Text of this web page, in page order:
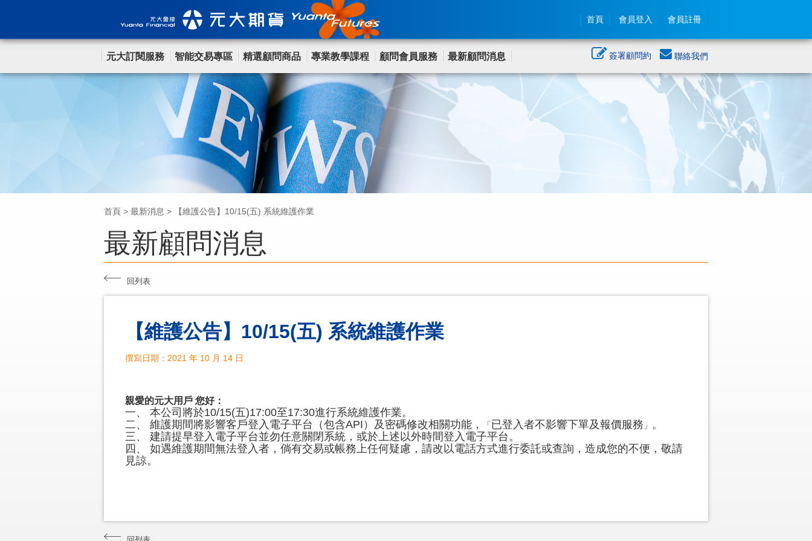
首頁 會員登入 會員註冊
元大訂閱服務 智能交易專區 精選顧問商品 專業教學課程 顧問會員服務 最新顧問消息 簽署顧問約 聯絡我們
首頁 > 最新消息 > 【維護公告】10/15(五) 系統維護作業
最新顧問消息
回列表
【維護公告】10/15(五) 系統維護作業
撰寫日期：2021 年 10 月 14 日
親愛的元大用戶 您好：
一、 本公司將於10/15(五)17:00至17:30進行系統維護作業。
二、 維護期間將影響客戶登入電子平台（包含API）及密碼修改相關功能，
「已登入者不影響下單及報價服務 」 。
三、 建請提早登入電子平台並勿任意關閉系統，或於上述以外時間登入電子平台。
四、 如遇維護期間無法登入者，倘有交易或帳務上任何疑慮，請改以電話方式進行委託或查詢，造成您的不便，敬請
見諒。